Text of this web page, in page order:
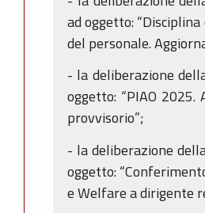
ad oggetto:
del personale.
- la deliberazione
oggetto: “PIAO
provvisorio”;
- la deliberazione
oggetto:
e Welfare a dirigente